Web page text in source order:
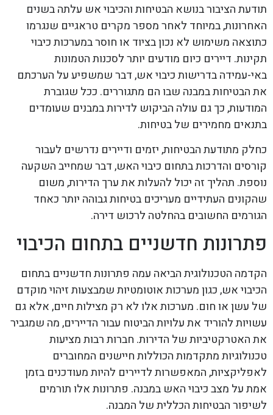
תודעת הציבור בנושא הבטיחות והכיבוי אש עלתה בשנים
האחרונות, במיוחד לאחר מספר מקרים טראגיים שנגרמו
כתוצאה משימוש לא נכון בציוד או חוסר במערכות כיבוי
תקינות. דיירים כיום מודעים יותר לסכנות הטמונות
באי-עמידה בדרישות כיבוי אש, דבר שמשפיע על הערכתם
את הבטיחות במבנה שבו הם מתגוררים. ככל שגוברת
המודעות, כך גם עולה הביקוש לדירות במבנים שעומדים
בתנאים מחמירים של בטיחות.
כחלק מתודעת הבטיחות, יזמים ודיירים נדרשים לעבור
קורסים והדרכות בתחום כיבוי האש, דבר שמחייב השקעה
נוספת. תהליך זה יכול להעלות את ערך הדירות, משום
שהקונים העתידיים מעריכים בטיחות גבוהה יותר כאחד
הגורמים החשובים בהחלטה לרכוש דירה.
פתרונות חדשניים בתחום הכיבוי
הקדמה הטכנולוגית הביאה עמה פתרונות חדשניים בתחום
הכיבוי אש, כגון מערכות אוטומטיות שמבצעות זיהוי מוקדם
של עשן או חום. מערכות אלו לא רק מצילות חיים, אלא גם
עשויות להוריד את עלויות הביטוח עבור הדיירים, מה שמגביר
את האטרקטיביות של הדירות. חברות רבות מציעות
טכנולוגיות מתקדמות הכוללות חיישנים המחוברים
לאפליקציות, המאפשרות לדיירים להיות מעודכנים בזמן
אמת על מצב כיבוי האש במבנה. פתרונות אלו תורמים
לשיפור הבטיחות הכללית של המבנה.